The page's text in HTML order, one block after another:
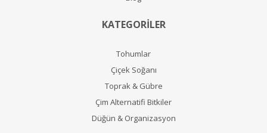
KATEGORİLER
Tohumlar
Çiçek Soğanı
Toprak & Gübre
Çim Alternatifi Bitkiler
Düğün & Organizasyon